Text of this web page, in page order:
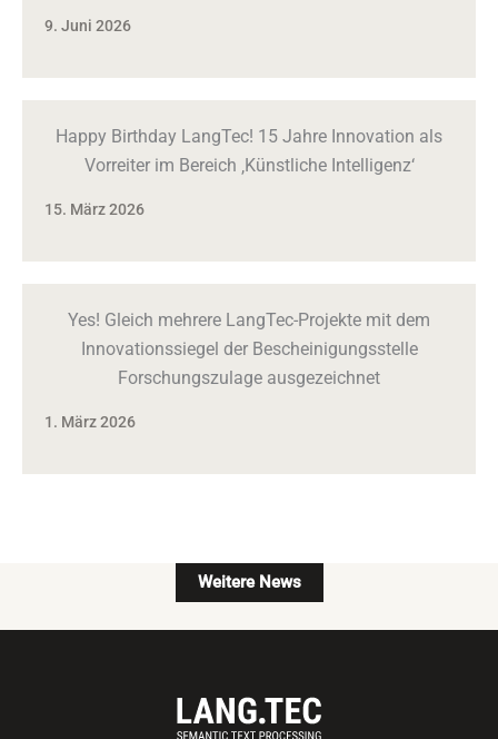
9. Juni 2026
Happy Birthday LangTec! 15 Jahre Innovation als
Vorreiter im Bereich ‚Künstliche Intelligenz‘
15. März 2026
Yes! Gleich mehrere LangTec-Projekte mit dem
Innovationssiegel der Bescheinigungsstelle
Forschungszulage ausgezeichnet
1. März 2026
Weitere News